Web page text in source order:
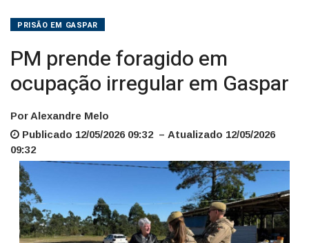
PRISÃO EM GASPAR
PM prende foragido em
ocupação irregular em Gaspar
Por Alexandre Melo
Publicado 12/05/2026 09:32 – Atualizado 12/05/2026
09:32